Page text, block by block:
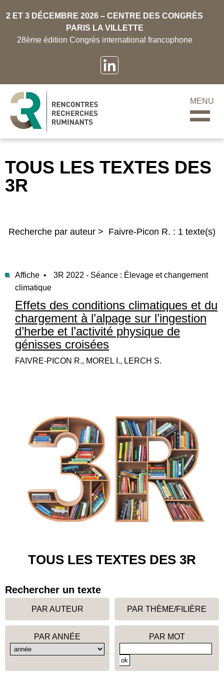
2 ET 3 DÉCEMBRE 2026 – CENTRE DES CONGRÈS
PARIS LA VILLETTE
28ème édition Congrès international francophone
MENU
TOUS LES TEXTES DES
3R
Recherche par auteur > Faivre-Picon R. : 1 texte(s)
Affiche •
3R 2022 - Séance : Élevage et changement
climatique
Effets des conditions climatiques et du
chargement à l’alpage sur l’ingestion
d’herbe et l’activité physique de
génisses croisées
FAIVRE-PICON R., MOREL I., LERCH S.
TOUS LES TEXTES DES 3R
Rechercher un texte
PAR AUTEUR PAR THÈME/FILIÈRE
PAR ANNÉE PAR MOT